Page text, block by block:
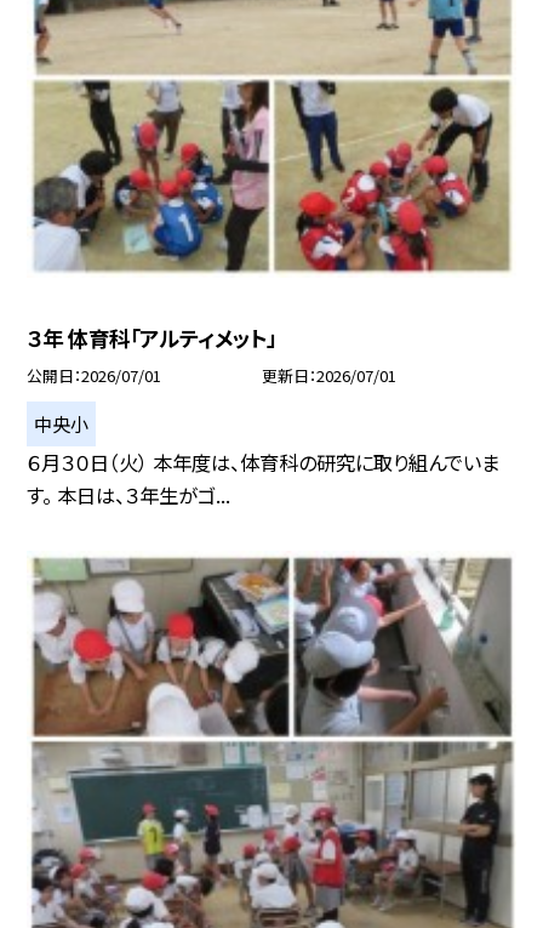
３年 体育科「アルティメット」
公開日 2026/07/01 更新日 2026/07/01
中央小
６月３０日（火） 本年度は、体育科の研究に取り組んでいま
す。 本日は、３年生がゴ...